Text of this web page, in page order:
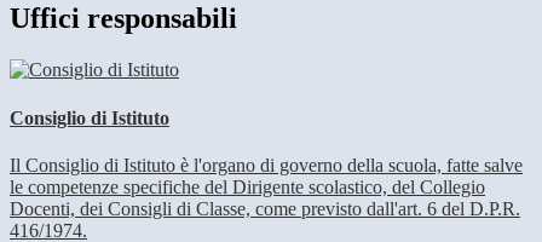
Uffici responsabili
Consiglio di Istituto
Il Consiglio di Istituto è l'organo di governo della scuola, fatte salve
le competenze specifiche del Dirigente scolastico, del Collegio
Docenti, dei Consigli di Classe, come previsto dall'art. 6 del D.P.R.
416/1974.